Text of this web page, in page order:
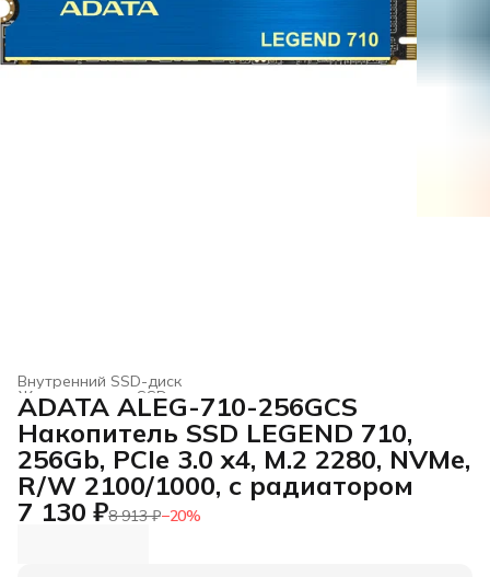
Внутренний SSD-диск
Жесткие диски, SSD и сетевые накопители ›
Электроника ›
Главная ›
ADATA ALEG-710-256GCS
Накопитель SSD LEGEND 710,
256Gb, PCIe 3.0 x4, M.2 2280, NVMe,
R/W 2100/1000, с радиатором
7 130 ₽8 913 ₽−20%